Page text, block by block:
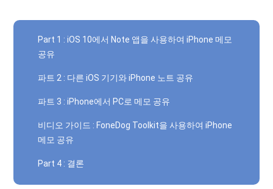
Part 1 : iOS 10에서 Note 앱을 사용하여 iPhone 메모
공유
파트 2 : 다른 iOS 기기와 iPhone 노트 공유
파트 3 : iPhone에서 PC로 메모 공유
비디오 가이드 : FoneDog Toolkit을 사용하여 iPhone
메모 공유
Part 4 : 결론